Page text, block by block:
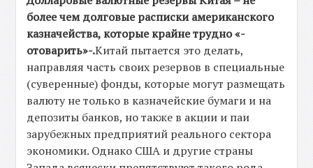
более чем долговые расписки американского
казначейства, которые крайне трудно «-
отоварить»-.Китай пытается это делать,
направляя часть своих резервов в специальные
(суверенные) фонды, которые могут размещать
валюту не только в казначейские бумаги и на
депозиты банков, но также в акции и паи
зарубежных предприятий реального сектора
экономики. Однако США и другие страны